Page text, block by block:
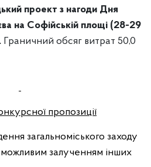
проект з нагоди Дня
на Софійській площі (28-29
Граничний обсяг витрат 50,0
пропозиції
загальноміського заходу
можливим залученням інших